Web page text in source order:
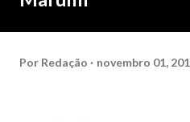
Por Redação novembro 01,